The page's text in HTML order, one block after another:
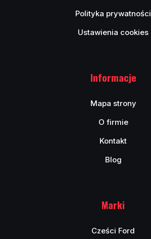
Polityka prywatności
Ustawienia cookies
Informacje
Mapa strony
O firmie
Kontakt
Blog
Marki
Cześci Ford